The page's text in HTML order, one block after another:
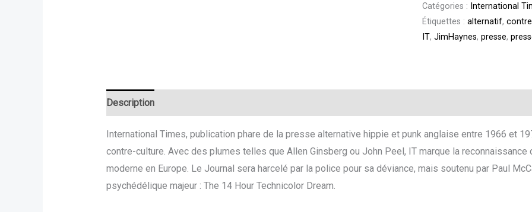
(exemplaire
signé
Catégories : International
Étiquettes :alternatif,
IT,JimHaynes,presse,
Description
International Times, publication phare de la presse alternative hippie et punk anglaise entre 1966 et
contre-culture. Avec des plumes telles que Allen Ginsberg ou John Peel, IT marque la
moderne en Europe. Le Journal sera harcelé par la police pour sa déviance, mais soutenu par Paul
psychédélique majeur : The 14 Hour Technicolor Dream.